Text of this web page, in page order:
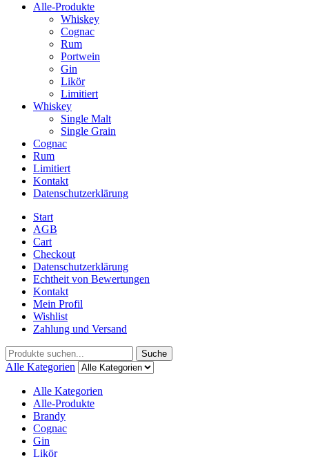
Alle-Produkte
Whiskey
Cognac
Rum
Portwein
Gin
Likör
Limitiert
Whiskey
Single Malt
Single Grain
Cognac
Rum
Limitiert
Kontakt
Datenschutzerklärung
Start
AGB
Cart
Checkout
Datenschutzerklärung
Echtheit von Bewertungen
Kontakt
Mein Profil
Wishlist
Zahlung und Versand
Suche
Alle Kategorien
Alle Kategorien
Alle-Produkte
Brandy
Cognac
Gin
Likör